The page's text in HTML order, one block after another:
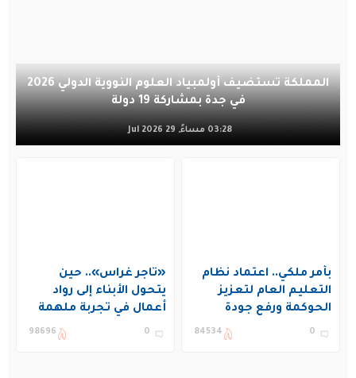
المملكة تستضيف أولمبياد العلوم النووية الدولي 2026
في جدة بمشاركة 19 دولة
03:28 مساءً, 29 Jul 2026
بأمر ملكي.. اعتماد نظام
التعليم العام لتعزيز
الحوكمة ورفع جودة
التعليم في المملكة
0
84534
«تاجر غراس».. حين
يتحول الأبناء إلى رواد
أعمال في تجربة ملهمة
بنادي غراس الصيفي
0
98696